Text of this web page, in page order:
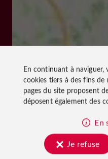
En continuant à
cookies tiers à des fins de
pages du site proposent
déposent également des
En
Je refuse